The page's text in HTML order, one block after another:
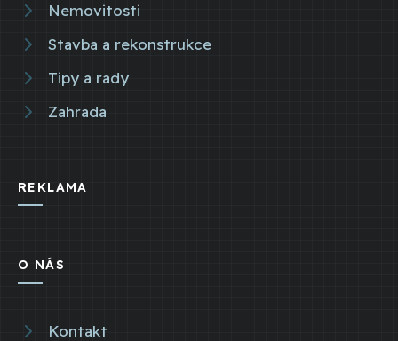
Nemovitosti
Stavba a rekonstrukce
Tipy a rady
Zahrada
REKLAMA
O NÁS
Kontakt